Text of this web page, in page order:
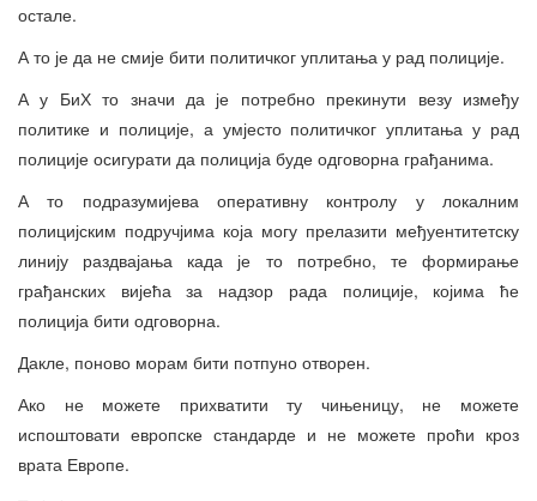
остале.
А то је да не смије бити политичког уплитања у рад полиције.
А у БиХ то значи да је потребно прекинути везу између
политике и полиције, а умјесто политичког уплитања у рад
полиције осигурати да полиција буде одговорна грађанима.
А то подразумијева оперативну контролу у локалним
полицијским подручјима која могу прелазити међуентитетску
линију раздвајања када је то потребно, те формирање
грађанских вијећа за надзор рада полиције, којима ће
полиција бити одговорна.
Дакле, поново морам бити потпуно отворен.
Ако не можете прихватити ту чињеницу, не можете
испоштовати европске стандарде и не можете проћи кроз
врата Европе.